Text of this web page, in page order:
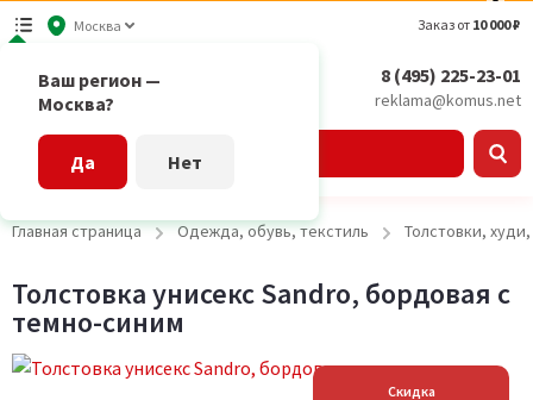
Москва
Ваш регион —
Москва?
Да Нет
Заказ от 10 000 ₽
8 (495) 225-23-01
reklama@komus.net
Главная страница Одежда, обувь, текстиль Толстовки,
Толстовка унисекс Sandro, бордовая с
темно-синим
Скидка